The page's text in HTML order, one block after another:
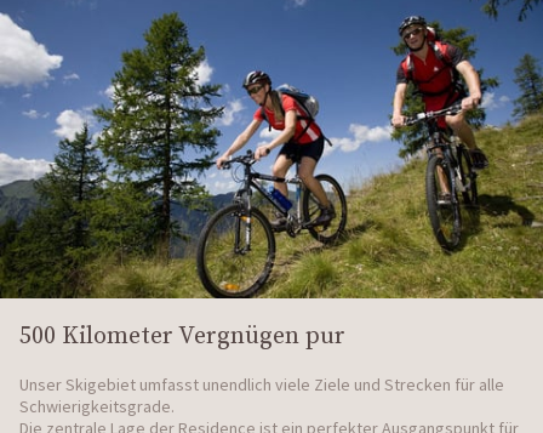
500 Kilometer Vergnügen pur
Unser Skigebiet umfasst unendlich viele Ziele und Strecken für alle
Schwierigkeitsgrade.
Die zentrale Lage der Residence ist ein perfekter Ausgangspunkt für